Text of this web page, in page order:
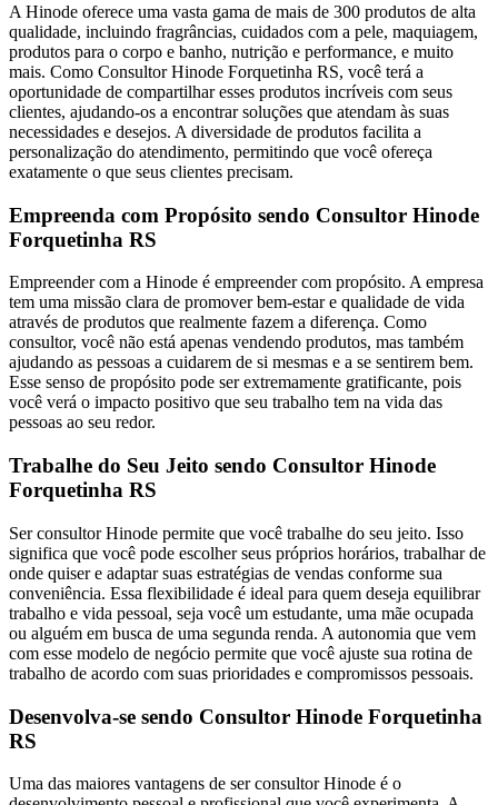
A Hinode oferece uma vasta gama de mais de 300 produtos de alta
qualidade, incluindo fragrâncias, cuidados com a pele, maquiagem,
produtos para o corpo e banho, nutrição e performance, e muito
mais. Como Consultor Hinode Forquetinha RS, você terá a
oportunidade de compartilhar esses produtos incríveis com seus
clientes, ajudando-os a encontrar soluções que atendam às suas
necessidades e desejos. A diversidade de produtos facilita a
personalização do atendimento, permitindo que você ofereça
exatamente o que seus clientes precisam.
Empreenda com Propósito sendo Consultor Hinode
Forquetinha RS
Empreender com a Hinode é empreender com propósito. A empresa
tem uma missão clara de promover bem-estar e qualidade de vida
através de produtos que realmente fazem a diferença. Como
consultor, você não está apenas vendendo produtos, mas também
ajudando as pessoas a cuidarem de si mesmas e a se sentirem bem.
Esse senso de propósito pode ser extremamente gratificante, pois
você verá o impacto positivo que seu trabalho tem na vida das
pessoas ao seu redor.
Trabalhe do Seu Jeito sendo Consultor Hinode
Forquetinha RS
Ser consultor Hinode permite que você trabalhe do seu jeito. Isso
significa que você pode escolher seus próprios horários, trabalhar de
onde quiser e adaptar suas estratégias de vendas conforme sua
conveniência. Essa flexibilidade é ideal para quem deseja equilibrar
trabalho e vida pessoal, seja você um estudante, uma mãe ocupada
ou alguém em busca de uma segunda renda. A autonomia que vem
com esse modelo de negócio permite que você ajuste sua rotina de
trabalho de acordo com suas prioridades e compromissos pessoais.
Desenvolva-se sendo Consultor Hinode Forquetinha
RS
Uma das maiores vantagens de ser consultor Hinode é o